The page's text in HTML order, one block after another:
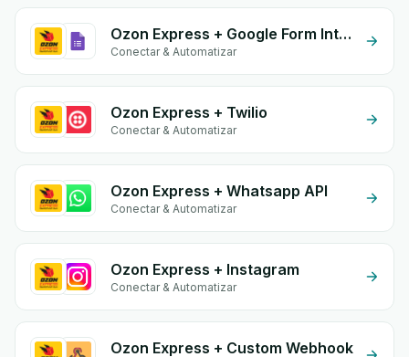
Ozon Express + Google Form Integration
Conectar & Automatizar
Ozon Express + Twilio
Conectar & Automatizar
Ozon Express + Whatsapp API
Conectar & Automatizar
Ozon Express + Instagram
Conectar & Automatizar
Ozon Express + Custom Webhook